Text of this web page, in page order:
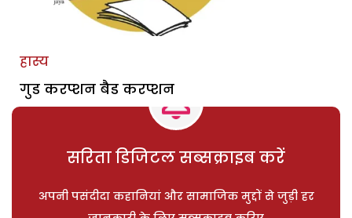
हास्य
गुड करप्शन बैड करप्शन
सरिता डिजिटल सब्सक्राइब करें
अपनी पसंदीदा कहानियां और सामाजिक मुद्दों से जुड़ी हर